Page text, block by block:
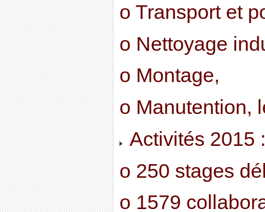
o Transport et
o Nettoyage
o Montage,
o Manutention,
Activités 2015 :
o 250 stages
o 1579